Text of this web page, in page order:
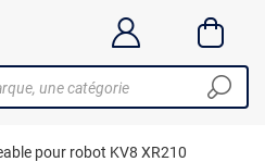
pour robot KV8 XR210